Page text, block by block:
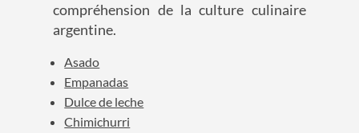
compréhension de la culture culinaire
argentine.
Asado
Empanadas
Dulce de leche
Chimichurri